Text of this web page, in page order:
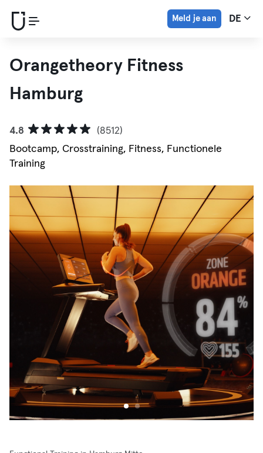
Meld je aan DE
Orangetheory Fitness
Hamburg
4.8
(8512)
Bootcamp, Crosstraining, Fitness, Functionele
Training